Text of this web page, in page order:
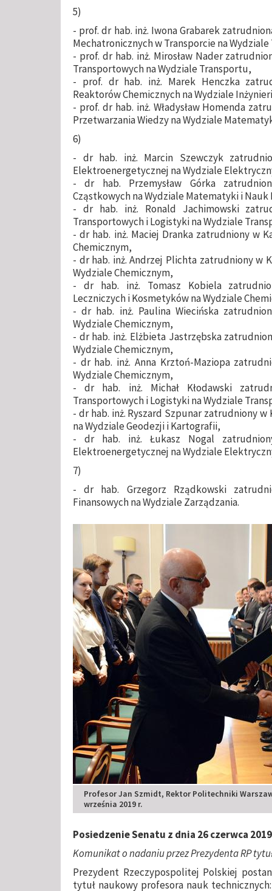
5)
- prof. dr hab. inż. Iwona Grabarek
Mechatronicznych w Transporcie na
- prof. dr hab. inż. Mirosław Nader
Transportowych na Wydziale Transportu,
- prof. dr hab. inż. Marek Henczka
Reaktorów Chemicznych na Wydziale
- prof. dr hab. inż. Władysław Homenda
Przetwarzania Wiedzy na Wydziale
6)
- dr hab. inż. Marcin Szewczyk
Elektroenergetycznej na Wydziale
- dr hab. Przemysław Górka
Cząstkowych na Wydziale Matematyki i
- dr hab. inż. Ronald Jachimowski
Transportowych i Logistyki na Wydziale
- dr hab. inż. Maciej Dranka zatrudniony w
Chemicznym,
- dr hab. inż. Andrzej Plichta zatrudniony w
Wydziale Chemicznym,
- dr hab. inż. Tomasz Kobiela
Leczniczych i Kosmetyków na Wydziale
- dr hab. inż. Paulina Wiecińska
Wydziale Chemicznym,
- dr hab. inż. Elżbieta Jastrzębska
Wydziale Chemicznym,
- dr hab. inż. Anna Krztoń-Maziopa
Wydziale Chemicznym,
- dr hab. inż. Michał Kłodawski
Transportowych i Logistyki na Wydziale
- dr hab. inż. Ryszard Szpunar zatrudniony
na Wydziale Geodezji i Kartografii,
- dr hab. inż. Łukasz Nogal
Elektroenergetycznej na Wydziale
7)
- dr hab. Grzegorz Rządkowski
Finansowych na Wydziale Zarządzania.
Profesor Jan Szmidt, Rektor Politechniki
września 2019 r.
Posiedzenie Senatu z dnia 26 czerwca
Komunikat o nadaniu przez Prezydenta RP
Prezydent Rzeczypospolitej Polskiej
tytuł naukowy profesora nauk